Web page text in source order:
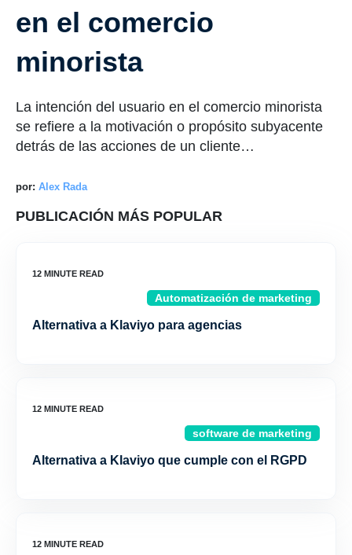
en el comercio
minorista
La intención del usuario en el comercio minorista
se refiere a la motivación o propósito subyacente
detrás de las acciones de un cliente…
por: Alex Rada
PUBLICACIÓN MÁS POPULAR
Automatización de marketing
Alternativa a Klaviyo para agencias
software de marketing
Alternativa a Klaviyo que cumple con el RGPD